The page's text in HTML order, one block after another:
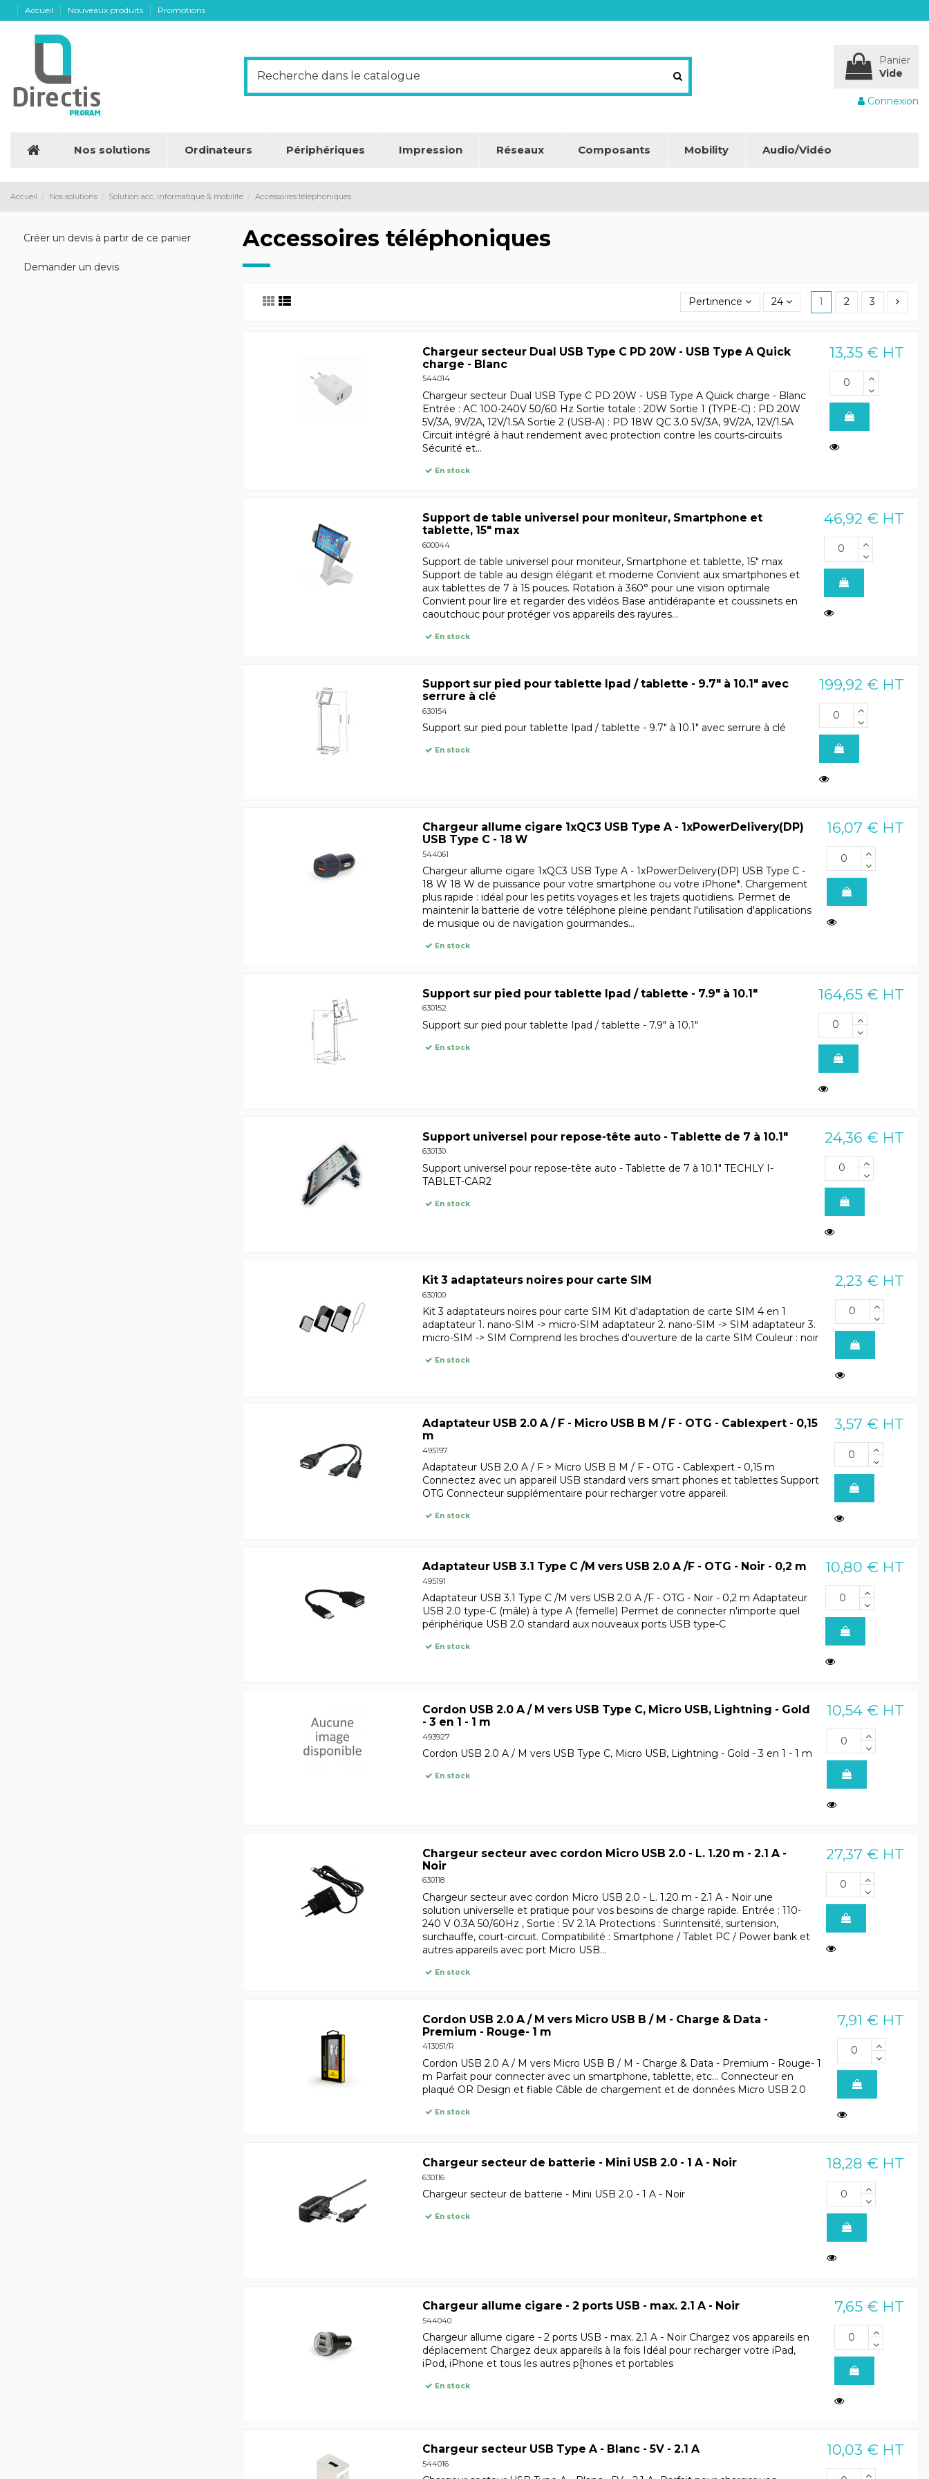
Accueil Nouveaux produits Promotions
Panier
Vide
Connexion
Nos solutions Ordinateurs Périphériques Impression Réseaux Composants Mobility Audio/Vidéo
Accueil Nos solutions Solution acc. informatique & mobilité Accessoires téléphoniques
Accessoires téléphoniques
Pertinence 24 1 2 3
Chargeur secteur Dual USB Type C PD 20W - USB Type A Quick
charge - Blanc
544014
Chargeur secteur Dual USB Type C PD 20W - USB Type A Quick charge - Blanc
Entrée : AC 100-240V 50/60 Hz Sortie totale : 20W Sortie 1 (TYPE-C) : PD 20W
5V/3A, 9V/2A, 12V/1.5A Sortie 2 (USB-A) : PD 18W QC 3.0 5V/3A, 9V/2A, 12V/1.5A
Circuit intégré à haut rendement avec protection contre les courts-circuits
Sécurité et...
En stock
13,35 € HT
Support de table universel pour moniteur, Smartphone et
tablette, 15" max
600044
Support de table universel pour moniteur, Smartphone et tablette, 15" max
Support de table au design élégant et moderne Convient aux smartphones et
aux tablettes de 7 à 15 pouces. Rotation à 360° pour une vision optimale
Convient pour lire et regarder des vidéos Base antidérapante et coussinets en
caoutchouc pour protéger vos appareils des rayures...
En stock
46,92 € HT
Support sur pied pour tablette Ipad / tablette - 9.7" à 10.1" avec
serrure à clé
630154
Support sur pied pour tablette Ipad / tablette - 9.7" à 10.1" avec serrure à clé
En stock
199,92 € HT
Chargeur allume cigare 1xQC3 USB Type A - 1xPowerDelivery(DP)
USB Type C - 18 W
544061
Chargeur allume cigare 1xQC3 USB Type A - 1xPowerDelivery(DP) USB Type C -
18 W 18 W de puissance pour votre smartphone ou votre iPhone*. Chargement
plus rapide : idéal pour les petits voyages et les trajets quotidiens. Permet de
maintenir la batterie de votre téléphone pleine pendant l'utilisation d'applications
de musique ou de navigation gourmandes...
En stock
16,07 € HT
Support sur pied pour tablette Ipad / tablette - 7.9" à 10.1"
630152
Support sur pied pour tablette Ipad / tablette - 7.9" à 10.1"
En stock
164,65 € HT
Support universel pour repose-tête auto - Tablette de 7 à 10.1"
630130
Support universel pour repose-tête auto - Tablette de 7 à 10.1" TECHLY I-
TABLET-CAR2
En stock
24,36 € HT
Kit 3 adaptateurs noires pour carte SIM
630100
Kit 3 adaptateurs noires pour carte SIM Kit d'adaptation de carte SIM 4 en 1
adaptateur 1. nano-SIM -> micro-SIM adaptateur 2. nano-SIM -> SIM adaptateur 3.
micro-SIM -> SIM Comprend les broches d'ouverture de la carte SIM Couleur : noir
En stock
2,23 € HT
Adaptateur USB 2.0 A / F - Micro USB B M / F - OTG - Cablexpert - 0,15
m
495197
Adaptateur USB 2.0 A / F > Micro USB B M / F - OTG - Cablexpert - 0,15 m
Connectez avec un appareil USB standard vers smart phones et tablettes Support
OTG Connecteur supplémentaire pour recharger votre appareil.
En stock
3,57 € HT
Adaptateur USB 3.1 Type C /M vers USB 2.0 A /F - OTG - Noir - 0,2 m
495191
Adaptateur USB 3.1 Type C /M vers USB 2.0 A /F - OTG - Noir - 0,2 m Adaptateur
USB 2.0 type-C (mâle) à type A (femelle) Permet de connecter n'importe quel
périphérique USB 2.0 standard aux nouveaux ports USB type-C
En stock
10,80 € HT
Cordon USB 2.0 A / M vers USB Type C, Micro USB, Lightning - Gold
- 3 en 1 - 1 m
493927
Cordon USB 2.0 A / M vers USB Type C, Micro USB, Lightning - Gold - 3 en 1 - 1 m
En stock
10,54 € HT
Chargeur secteur avec cordon Micro USB 2.0 - L. 1.20 m - 2.1 A -
Noir
630118
Chargeur secteur avec cordon Micro USB 2.0 - L. 1.20 m - 2.1 A - Noir une
solution universelle et pratique pour vos besoins de charge rapide. Entrée : 110-
240 V 0.3A 50/60Hz , Sortie : 5V 2.1A Protections : Surintensité, surtension,
surchauffe, court-circuit. Compatibilité : Smartphone / Tablet PC / Power bank et
autres appareils avec port Micro USB...
En stock
27,37 € HT
Cordon USB 2.0 A / M vers Micro USB B / M - Charge & Data -
Premium - Rouge- 1 m
413051/R
Cordon USB 2.0 A / M vers Micro USB B / M - Charge & Data - Premium - Rouge- 1
m Parfait pour connecter avec un smartphone, tablette, etc... Connecteur en
plaqué OR Design et fiable Câble de chargement et de données Micro USB 2.0
En stock
7,91 € HT
Chargeur secteur de batterie - Mini USB 2.0 - 1 A - Noir
630116
Chargeur secteur de batterie - Mini USB 2.0 - 1 A - Noir
En stock
18,28 € HT
Chargeur allume cigare - 2 ports USB - max. 2.1 A - Noir
544040
Chargeur allume cigare - 2 ports USB - max. 2.1 A - Noir Chargez vos appareils en
déplacement Chargez deux appareils à la fois Idéal pour recharger votre iPad,
iPod, iPhone et tous les autres p[hones et portables
En stock
7,65 € HT
Chargeur secteur USB Type A - Blanc - 5V - 2.1 A
544016
10,03 € HT
Créer un devis à partir de ce panier
Demander un devis